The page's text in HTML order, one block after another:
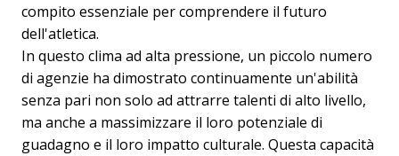
compito essenziale per comprendere il futuro
dell'atletica.
In questo clima ad alta pressione, un piccolo numero
di agenzie ha dimostrato continuamente un'abilità
senza pari non solo ad attrarre talenti di alto livello,
ma anche a massimizzare il loro potenziale di
guadagno e il loro impatto culturale. Questa capacità